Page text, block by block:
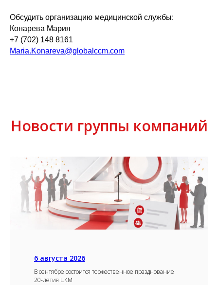
Обсудить организацию медицинской службы:
Конарева Мария
+7 (702) 148 8161
Maria.Konareva@globalccm.com
Новости группы компаний
6 августа 2026
В сентябре состоится торжественное празднование
20-летия ЦКМ